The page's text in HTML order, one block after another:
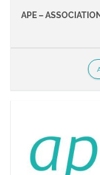
APE –